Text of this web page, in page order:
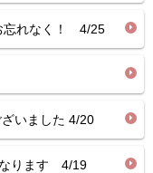
忘れなく！ 4/25
いました 4/20
なります 4/19